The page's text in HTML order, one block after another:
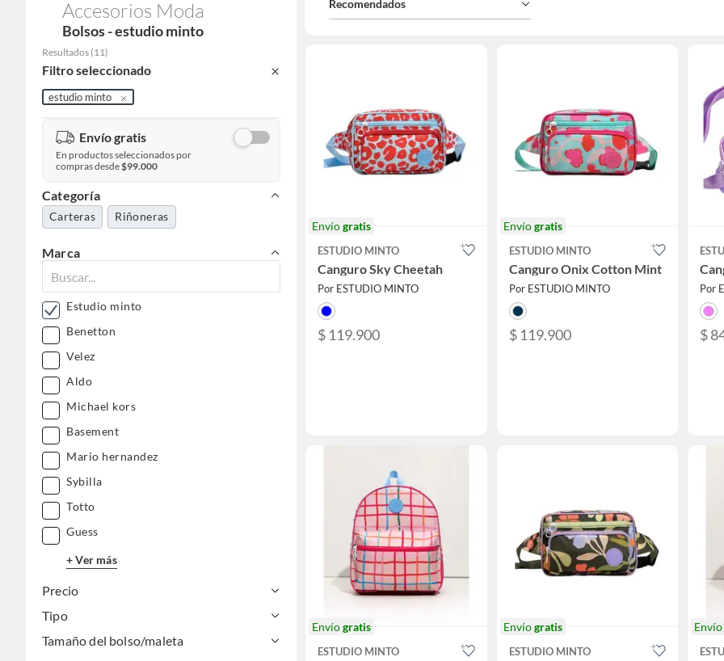
Accesorios Moda
Bolsos - estudio minto
Resultados (11)
Filtro seleccionado
estudio minto
Envío gratis
En productos seleccionados por
compras desde$99.000
Categoría
Carteras Riñoneras
Marca
Estudio minto
Benetton
Velez
Aldo
Michael kors
Basement
Mario hernandez
Sybilla
Totto
Guess
+ Ver más
Precio
Tipo
Tamaño del bolso/maleta
Recomendados
Envíogratis
ESTUDIO MINTO
Canguro Sky Cheetah
Por ESTUDIO MINTO
$ 119.900
Envíogratis
ESTUDIO MINTO
Canguro Onix Cotton Mint
Por ESTUDIO MINTO
$ 119.900
Por
$
Envíogratis
ESTUDIO MINTO
Envíogratis
ESTUDIO MINTO
Envío